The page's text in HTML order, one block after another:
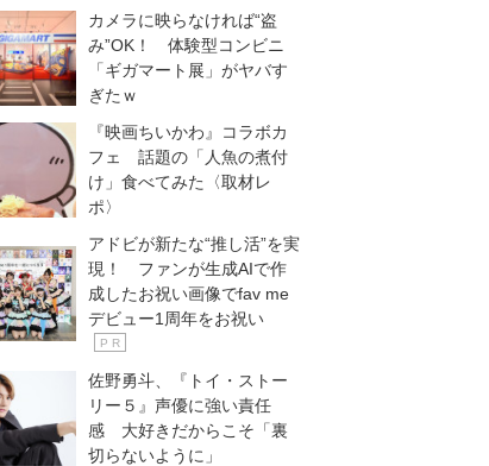
カメラに映らなければ“盗
み”OK！ 体験型コンビニ
「ギガマート展」がヤバす
ぎたｗ
『映画ちいかわ』コラボカ
フェ 話題の「人魚の煮付
け」食べてみた〈取材レ
ポ〉
アドビが新たな“推し活”を実
現！ ファンが生成AIで作
成したお祝い画像でfav me
デビュー1周年をお祝い
P R
佐野勇斗、『トイ・ストー
リー５』声優に強い責任
感 大好きだからこそ「裏
切らないように」